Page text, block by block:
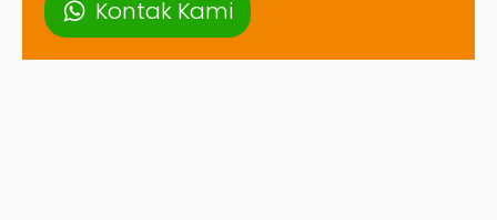
Kontak Kami